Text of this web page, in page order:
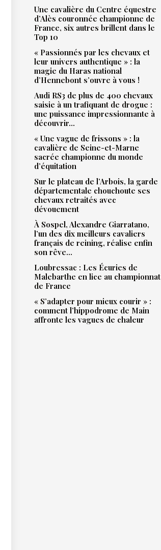
Une cavalière du Centre équestre
d’Alès couronnée championne de
France, six autres brillent dans le
Top 10
« Passionnés par les chevaux et
leur univers authentique » : la
magie du Haras national
d’Hennebont s’ouvre à vous !
Audi RS3 de plus de 400 chevaux
saisie à un trafiquant de drogue :
une puissance impressionnante à
découvrir…
« Une vague de frissons » : la
cavalière de Seine-et-Marne
sacrée championne du monde
d’équitation
Sur le plateau de l’Arbois, la garde
départementale chouchoute ses
chevaux retraités avec
dévouement
À Sospel, Alexandre Giarratano,
l’un des dix meilleurs cavaliers
français de reining, réalise enfin
son rêve…
Loubressac : Les Écuries de
Malebarthe en lice au championnat
de France
« S’adapter pour mieux courir » :
comment l’hippodrome de Main
affronte les vagues de chaleur